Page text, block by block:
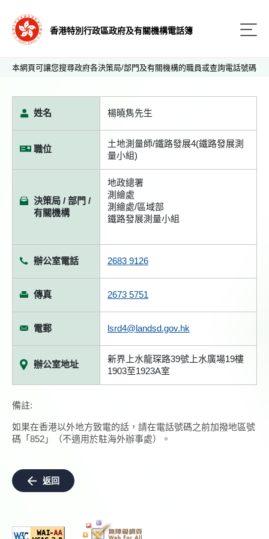
香港特別行政區政府及有關機構電話簿
本網頁可讓您搜尋政府各決策局/部門及有關機構的職員或查詢電話號碼
姓名 楊曉雋先生
職位
土地測量師/鐵路發展4(鐵路發展測
量小組)
決策局 / 部門 /
有關機構
地政總署
測繪處
測繪處/區域部
鐵路發展測量小組
辦公室電話 2683 9126
傳真 2673 5751
電郵 lsrd4@landsd.gov.hk
辦公室地址
新界上水龍琛路39號上水廣場19樓
1903至1923A室
備註:
如果在香港以外地方致電的話，請在電話號碼之前加撥地區號
碼「852」（不適用於駐海外辦事處）。
返回